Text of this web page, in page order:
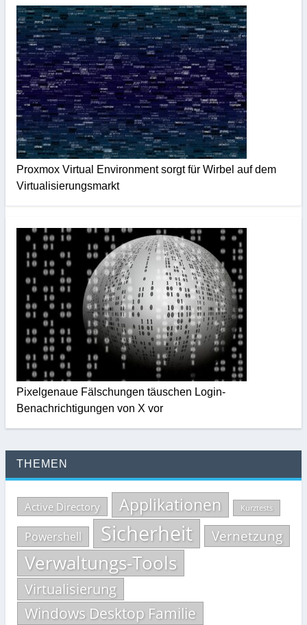
Proxmox Virtual Environment sorgt für Wirbel auf dem
Virtualisierungsmarkt
Pixelgenaue Fälschungen täuschen Login-
Benachrichtigungen von X vor
THEMEN
Active Directory Applikationen Kurztests
Powershell Sicherheit Vernetzung
Verwaltungs-Tools
Virtualisierung
Windows Desktop Familie